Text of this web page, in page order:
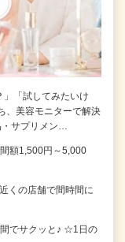
」「試してみたいけ
、美容モニターで解決
・サプリメン…
額1,500円～5,000
くの店舗で間時間に
でサクッと♪ ☆1日の